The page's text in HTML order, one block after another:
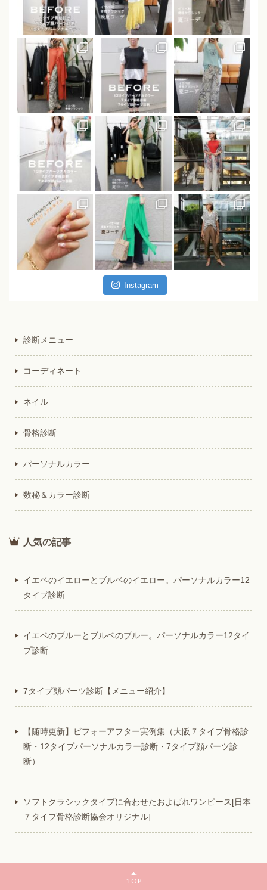
Instagram
診断メニュー
コーディネート
ネイル
骨格診断
パーソナルカラー
数秘＆カラー診断
人気の記事
イエベのイエローとブルベのイエロー。パーソナルカラー12
タイプ診断
イエベのブルーとブルベのブルー。パーソナルカラー12タイ
プ診断
7タイプ顔パーツ診断【メニュー紹介】
【随時更新】ビフォーアフター実例集（大阪７タイプ骨格診
断・12タイプパーソナルカラー診断・7タイプ顔パーツ診
断）
ソフトクラシックタイプに合わせたおよばれワンピース[日本
７タイプ骨格診断協会オリジナル]
TOP